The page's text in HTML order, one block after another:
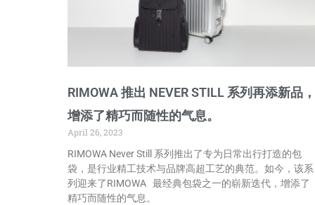
RIMOWA 推出 NEVER STILL 系列再添新品，
增添了精巧而随性的气息。
April 26, 2023
RIMOWA Never Still 系列推出了专为日常出行打造的包
袋，是行业精工技术与品牌高超工艺的典范。如今，该系
列迎来了RIMOWA 最经典包袋之一的崭新迭代，增添了
精巧而随性的气息。